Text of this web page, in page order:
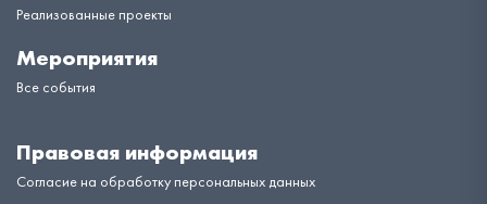
Реализованные проекты
Мероприятия
Все события
Правовая информация
Согласие на обработку персональных данных